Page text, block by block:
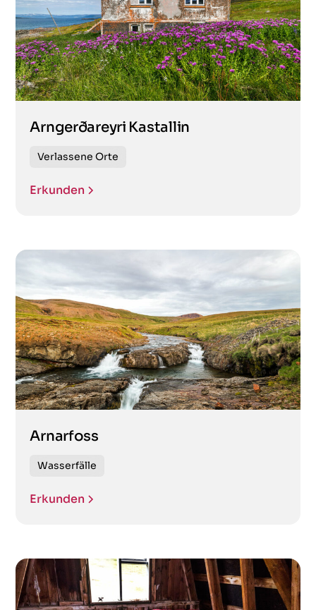
Arngerðareyri Kastallin
Verlassene Orte
Erkunden
Arnarfoss
Wasserfälle
Erkunden